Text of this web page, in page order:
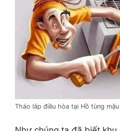
Tháo lắp điều hòa tại Hồ tùng mậu